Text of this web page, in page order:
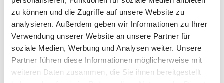
zu können und die Zugriffe auf unsere Website zu
analysieren. Außerdem geben wir Informationen zu Ihrer
Verwendung unserer Website an unsere Partner für
soziale Medien, Werbung und Analysen weiter. Unsere
Partner führen diese Informationen möglicherweise mit
weiteren Daten zusammen, die Sie ihnen bereitgestellt
Steuerungsinstrumente entscheidend und hilfreich:
Klare Vereinbarungen zur
Arbeitszeit
Die meisten Rahmenbedingungen sind im
Arbeitszeitgesetz und/oder Arbeitsruhegesetz